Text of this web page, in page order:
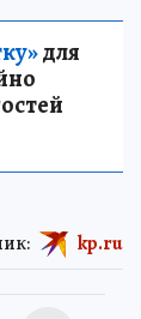
для
kp.ru